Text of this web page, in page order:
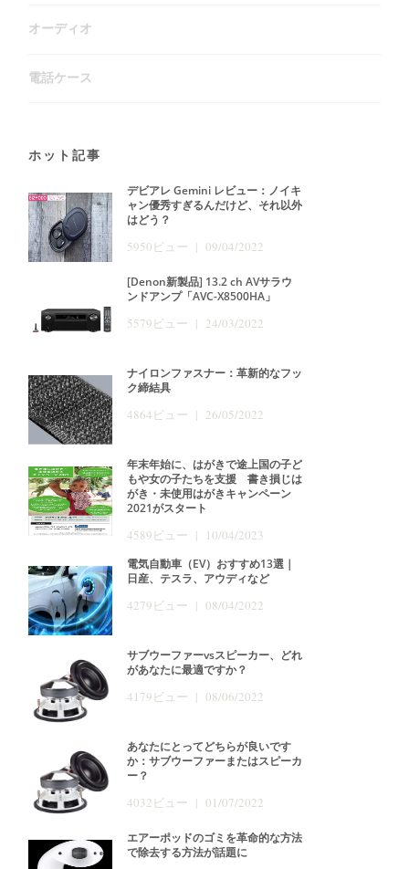
オーディオ
電話ケース
ホット記事
デビアレ Gemini レビュー：ノイキ
ャン優秀すぎるんだけど、それ以外
はどう？
5950ビュー | 09/04/2022
[Denon新製品] 13.2 ch AVサラウ
ンドアンプ「AVC-X8500HA」
5579ビュー | 24/03/2022
ナイロンファスナー：革新的なフッ
ク締結具
4864ビュー | 26/05/2022
年末年始に、はがきで途上国の子ど
もや女の子たちを支援 書き損じは
がき・未使用はがきキャンペーン
2021がスタート
4589ビュー | 10/04/2023
電気自動車（EV）おすすめ13選｜
日産、テスラ、アウディなど
4279ビュー | 08/04/2022
サブウーファーvsスピーカー、どれ
があなたに最適ですか？
4179ビュー | 08/06/2022
あなたにとってどちらが良いです
か：サブウーファーまたはスピーカ
ー？
4032ビュー | 01/07/2022
エアーポッドのゴミを革命的な方法
で除去する方法が話題に